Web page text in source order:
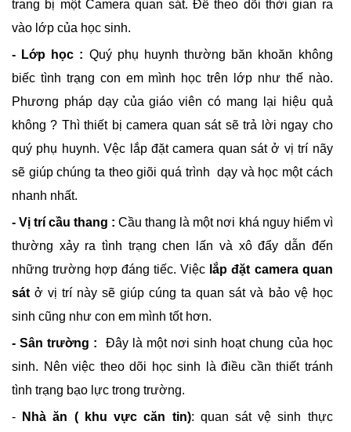
trang bị một Camera quan sát. Để theo dõi thời gian ra
vào lớp của học sinh.
- Lớp học : Quý phụ huynh thường băn khoăn không
biếc tình trạng con em mình học trên lớp như thế nào.
Phương pháp dạy của giáo viên có mang lại hiệu quả
không ? Thì thiết bị camera quan sát sẽ trả lời ngay cho
quý phụ huynh. Vệc lắp đặt camera quan sát ở vị trí nãy
sẽ giúp chúng ta theo giõi quá trình dạy và học một cách
nhanh nhất.
- Vị trí cầu thang : Cầu thang là một nơi khá nguy hiểm vì
thường xảy ra tình trạng chen lấn và xô đẩy dẫn đến
những trường hợp đáng tiếc. Việc lắp đặt camera quan
sát ở vị trí này sẽ giúp cúng ta quan sát và bảo vệ học
sinh cũng như con em mình tốt hơn.
- Sân trường : Đây là một nơi sinh hoạt chung của học
sinh. Nên việc theo dõi học sinh là điều cần thiết tránh
tình trạng bạo lực trong trường.
-
Nhà ăn ( khu vực căn tin): quan sát vệ sinh thực